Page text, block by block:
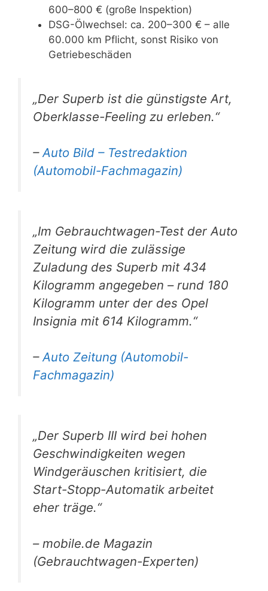
600–800 € (große Inspektion)
DSG-Ölwechsel: ca. 200–300 € – alle
60.000 km Pflicht, sonst Risiko von
Getriebeschäden
„Der Superb ist die günstigste Art,
Oberklasse-Feeling zu erleben.“
–Auto Bild – Testredaktion
(Automobil-Fachmagazin)
„Im Gebrauchtwagen-Test der Auto
Zeitung wird die zulässige
Zuladung des Superb mit 434
Kilogramm angegeben – rund 180
Kilogramm unter der des Opel
Insignia mit 614 Kilogramm.“
–Auto Zeitung (Automobil-
Fachmagazin)
„Der Superb III wird bei hohen
Geschwindigkeiten wegen
Windgeräuschen kritisiert, die
Start-Stopp-Automatik arbeitet
eher träge.“
– mobile.de Magazin
(Gebrauchtwagen-Experten)